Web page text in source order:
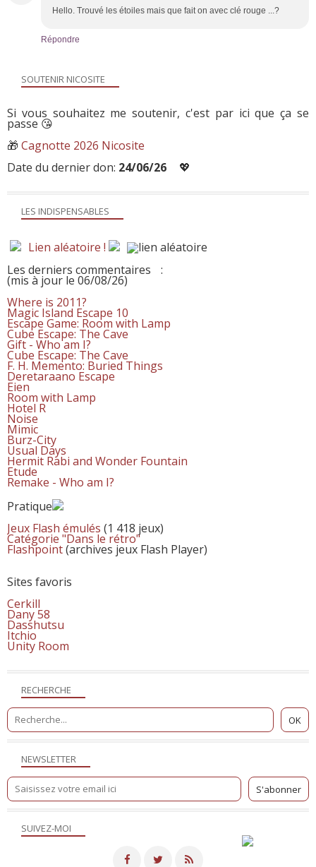
Hello. Trouvé les étoiles mais que fait on avec clé rouge ...?
Répondre
NEWSLETTER
SUIVEZ-MOI
RECHERCHE
LES INDISPENSABLES
Lien aléatoire !
Les derniers commentaires
:
(mis à jour le 06/08/26)
Where is 2011?
Magic Island Escape 10
Escape Game: Room with Lamp
Cube Escape: The Cave
Gift - Who am I?
Cube Escape: The Cave
F. H. Memento: Buried Things
Deretaraano Escape
Eien
Room with Lamp
Hotel R
Noise
Mimic
Burz-City
Usual Days
Hermit Rabi and Wonder Fountain
Etude
Remake - Who am I?
Pratique
Jeux Flash émulés (1 418 jeux)
Catégorie "Dans le rétro"
Flashpoint(archives jeux Flash Player)
Sites favoris
Cerkill
Dany 58
Dasshutsu
Itchio
Unity Room
SOUTENIR NICOSITE
Si vous souhaitez me soutenir, c'est par ici que ça se
passe 😘
🎁 Cagnotte 2026 Nicosite
Date du dernier don: 24/06/26 💖